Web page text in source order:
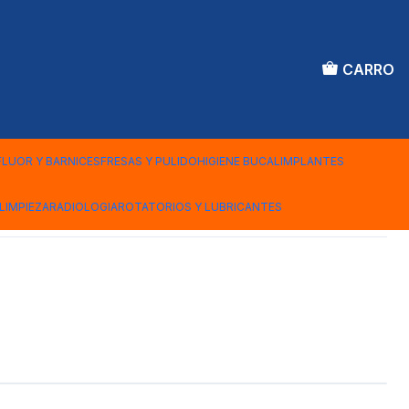
CARRO
Y BARNICESFRESAS Y PULIDOHIGIENE BUCALIMPLANTES
RADIOLOGIAROTATORIOS Y LUBRICANTES